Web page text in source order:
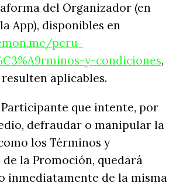
del Organizador (en
App), disponibles en
peru-
y-condiciones,
aplicables.
que intente, por
defraudar o manipular la
los Términos y
la Promoción, quedará
inmediatamente de la misma